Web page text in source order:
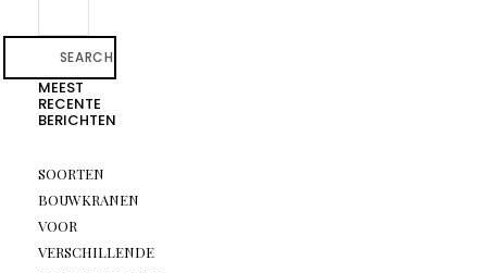
SEARCH
MEEST
RECENTE
BERICHTEN
SOORTEN
BOUWKRANEN
VOOR
VERSCHILLENDE